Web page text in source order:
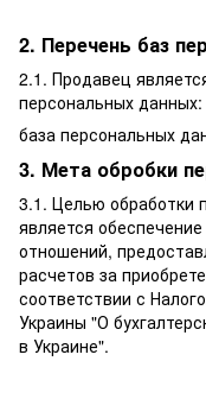
2. Перечень баз
2.1. Продавец
персональных данных:
база персональных
3. Мета обробки
3.1. Целью обработки
является
отношений,
расчетов за
соответствии с
Украины "О
в Украине".